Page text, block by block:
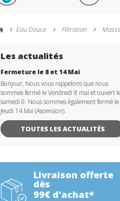
Eau Douce Filtration
Les actualités
Fermeture le 8 et 14 Mai
Bonjour, Nous vous rappelons que nous
sommes fermé le Vendredi 8 mai et ouvert
samedi 9. Nous sommes également fermé le
Jeudi 14 Mai (Ascension).
TOUTES LES ACTUALITÉS
Livraison offerte
dès
99€ d'achat*